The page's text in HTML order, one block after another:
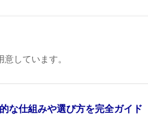
しています。
な仕組みや選び方を完全ガイド